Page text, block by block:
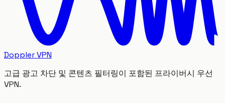
Doppler VPN
고급 광고 차단 및 콘텐츠 필터링이 포함된 프라이버시 우선
VPN.